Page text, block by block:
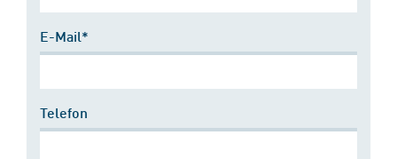
E-Mail*
Telefon